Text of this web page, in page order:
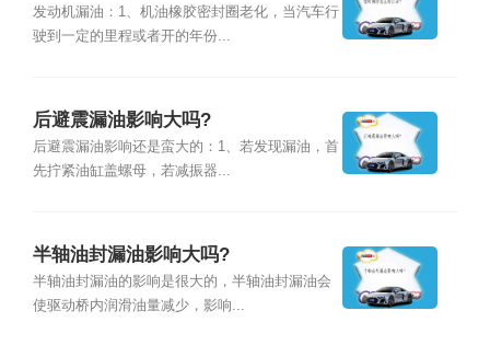
发动机漏油：1、机油橡胶密封圈老化，当汽车行
驶到一定的里程或者开的年份...
后避震漏油影响大吗?
后避震漏油影响还是蛮大的：1、若发现漏油，首
先拧紧油缸盖螺母，若减振器...
半轴油封漏油影响大吗?
半轴油封漏油的影响是很大的，半轴油封漏油会
使驱动桥内润滑油量减少，影响...